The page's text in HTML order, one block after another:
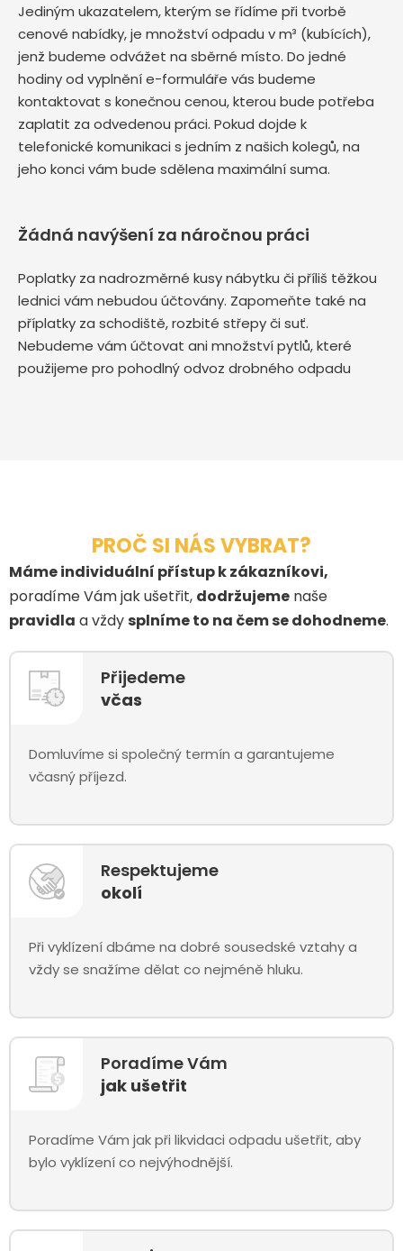
Jediným ukazatelem, kterým se řídíme při tvorbě
cenové nabídky, je množství odpadu v m³ (kubících),
jenž budeme odvážet na sběrné místo. Do jedné
hodiny od vyplnění e-formuláře vás budeme
kontaktovat s konečnou cenou, kterou bude potřeba
zaplatit za odvedenou práci. Pokud dojde k
telefonické komunikaci s jedním z našich kolegů, na
jeho konci vám bude sdělena maximální suma.
Žádná navýšení za náročnou práci
Poplatky za nadrozměrné kusy nábytku či příliš těžkou
lednici vám nebudou účtovány. Zapomeňte také na
příplatky za schodiště, rozbité střepy či suť.
Nebudeme vám účtovat ani množství pytlů, které
použijeme pro pohodlný odvoz drobného odpadu
PROČ SI NÁS VYBRAT?
Máme individuální přístup k zákazníkovi,
poradíme Vám jak ušetřit, dodržujeme naše
pravidla a vždy splníme to na čem se dohodneme.
Přijedeme
včas
Domluvíme si společný termín a garantujeme
včasný příjezd.
Respektujeme
okolí
Při vyklízení dbáme na dobré sousedské vztahy a
vždy se snažíme dělat co nejméně hluku.
Poradíme Vám
jak ušetřit
Poradíme Vám jak při likvidaci odpadu ušetřit, aby
bylo vyklízení co nejvýhodnější.